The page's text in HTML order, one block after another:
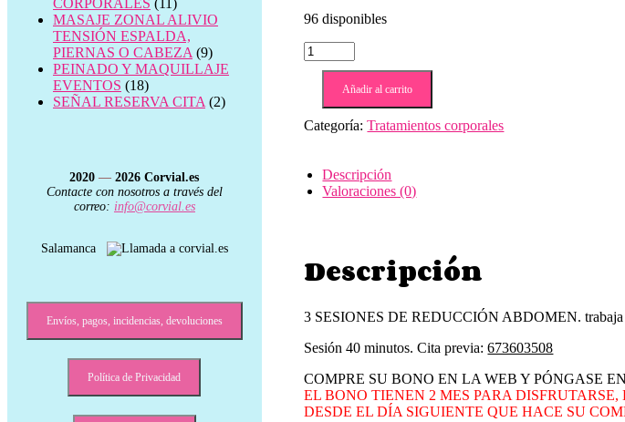
96 disponibles
BONO
3
SESIONES
REDUCCIÓN
tecarterapia
cantidad
Añadir al carrito
Categoría:Tratamientos corporales
Descripción
Valoraciones (0)
Descripción
3 SESIONES DE REDUCCIÓN ABDOMEN. trabaja
Sesión 40 minutos. Cita previa:673603508
COMPRE SU BONO EN LA WEB Y PÓNGASE
EL BONO TIENEN 2 MES PARA
DESDE EL DÍA SIGUIENTE QUE HACE SU
MASAJE ZONAL ALIVIO
TENSIÓN ESPALDA,
PIERNAS O CABEZA (9)
PEINADO Y MAQUILLAJE
EVENTOS (18)
SEÑAL RESERVA CITA (2)
2020— 2026 Corvial.es
Contacte con nosotros a través del
correo: info@corvial.es
Salamanca
Envíos, pagos, incidencias, devoluciones
Política de Privacidad